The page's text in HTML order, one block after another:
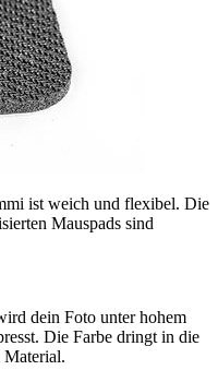
ist weich und flexibel. Die
Mauspads sind
dein Foto unter hohem
Die Farbe dringt in die
Material.